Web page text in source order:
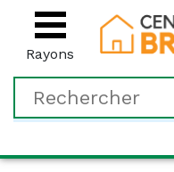
Rayons